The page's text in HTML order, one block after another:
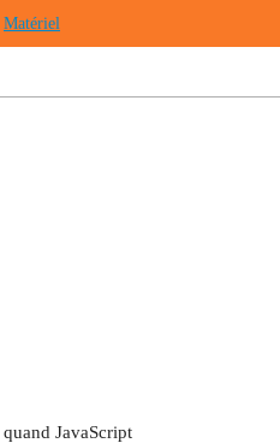
Matériel
JavaScript